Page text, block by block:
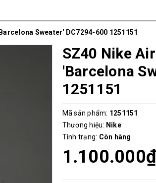
Sweater' DC7294-600 1251151
SZ40 Nike
'Barcelona
1251151
Mã sản phẩm: 1251151
Thương hiệu: Nike
Tình trạng: Còn hàng
1.100.000₫